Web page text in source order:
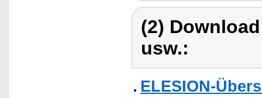
(2)
usw.:
ELESION-